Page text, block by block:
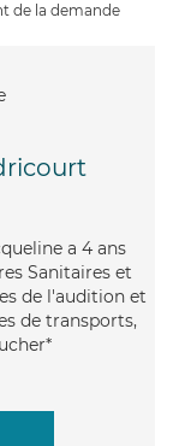
de la demande
a 4 ans
Sanitaires et
de l'audition et
de transports,